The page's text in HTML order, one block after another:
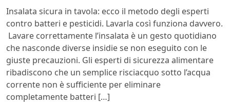
Insalata sicura in tavola: ecco il metodo degli esperti
contro batteri e pesticidi. Lavarla così funziona davvero.
Lavare correttamente l’insalata è un gesto quotidiano
che nasconde diverse insidie se non eseguito con le
giuste precauzioni. Gli esperti di sicurezza alimentare
ribadiscono che un semplice risciacquo sotto l’acqua
corrente non è sufficiente per eliminare
completamente batteri […]